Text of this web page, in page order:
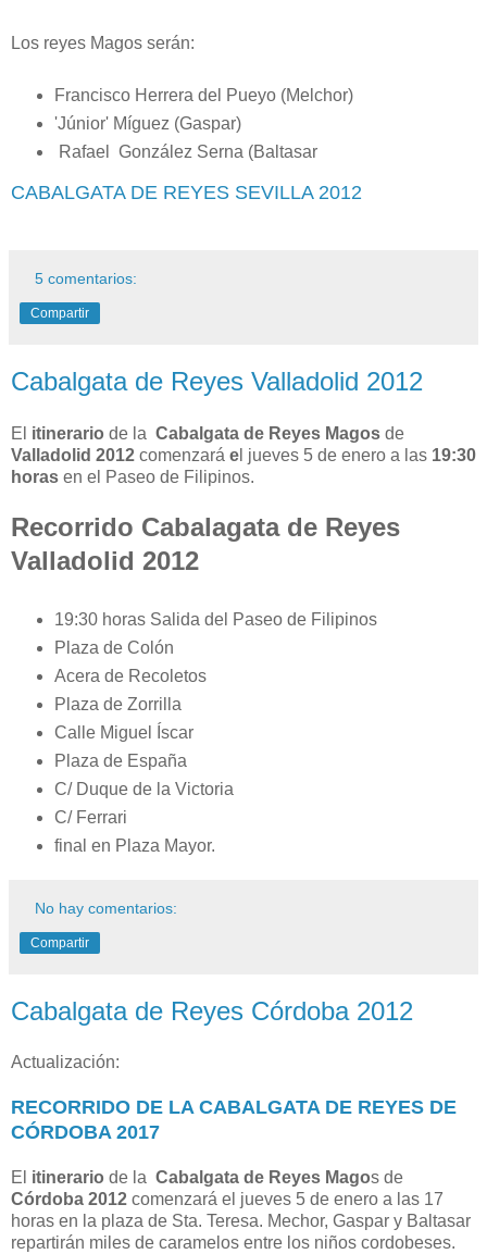
Los reyes Magos serán:
Francisco Herrera del Pueyo (Melchor)
'Júnior' Míguez (Gaspar)
Rafael González Serna (Baltasar
CABALGATA DE REYES SEVILLA 2012
5 comentarios:
Compartir
Cabalgata de Reyes Valladolid 2012
El itinerario de la Cabalgata de Reyes Magos de
Valladolid 2012 comenzará e l jueves 5 de enero a las 19:30
horas en el Paseo de Filipinos.
Recorrido Cabalagata de Reyes
Valladolid 2012
19:30 horas Salida del Paseo de Filipinos
Plaza de Colón
Acera de Recoletos
Plaza de Zorrilla
Calle Miguel Íscar
Plaza de España
C/ Duque de la Victoria
C/ Ferrari
final en Plaza Mayor.
No hay comentarios:
Compartir
Cabalgata de Reyes Córdoba 2012
Actualización:
RECORRIDO DE LA CABALGATA DE REYES DE
CÓRDOBA 2017
El itinerario de la Cabalgata de Reyes Magos de
Córdoba 2012 comenzará el jueves 5 de enero a las 17
horas en la plaza de Sta. Teresa. Mechor, Gaspar y Baltasar
repartirán miles de caramelos entre los niños cordobeses.